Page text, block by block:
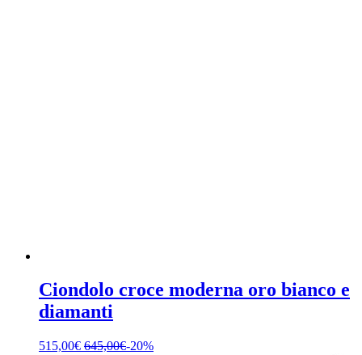
Ciondolo croce moderna oro bianco e
diamanti
515,00€ 645,00€-20%